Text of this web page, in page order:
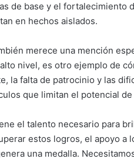
de base y el fortalecimiento
en hechos aislados.
merece una mención
nivel, es otro ejemplo de
la falta de patrocinio y las
que limitan el potencial
el talento necesario para
estos logros, el apoyo
una medalla.